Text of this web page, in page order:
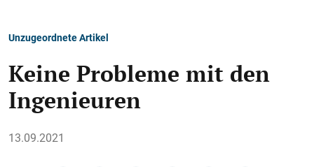
Unzugeordnete Artikel
Keine Probleme mit den
Ingenieuren
13.09.2021